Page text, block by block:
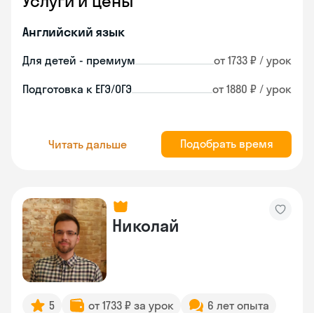
Английский язык
Для детей - премиум от 1733 ₽ / урок
Подготовка к ЕГЭ/ОГЭ от 1880 ₽ / урок
Читать дальше Подобрать время
Николай
5 от 1733 ₽ за урок 6 лет опыта